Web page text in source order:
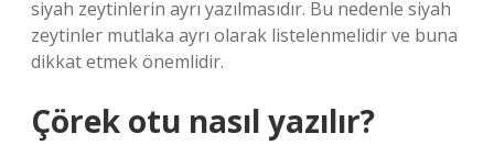
siyah zeytinlerin ayrı yazılmasıdır. Bu nedenle siyah
zeytinler mutlaka ayrı olarak listelenmelidir ve buna
dikkat etmek önemlidir.
Çörek otu nasıl yazılır?